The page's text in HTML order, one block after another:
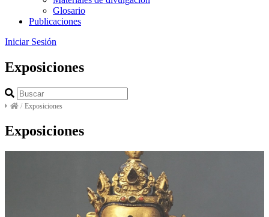
Glosario
Publicaciones
Iniciar Sesión
Exposiciones
/ Exposiciones
Exposiciones